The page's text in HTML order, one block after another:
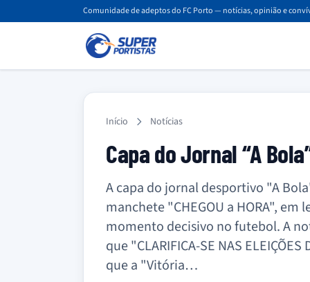
Comunidade de adeptos do FC Porto — notícias, opinião e
Início Notícias
Capa do Jornal “A
A capa do jornal desportivo "A
manchete "CHEGOU a HORA",
momento decisivo no futebol. A
que "CLARIFICA-SE NAS
que a "Vitória…